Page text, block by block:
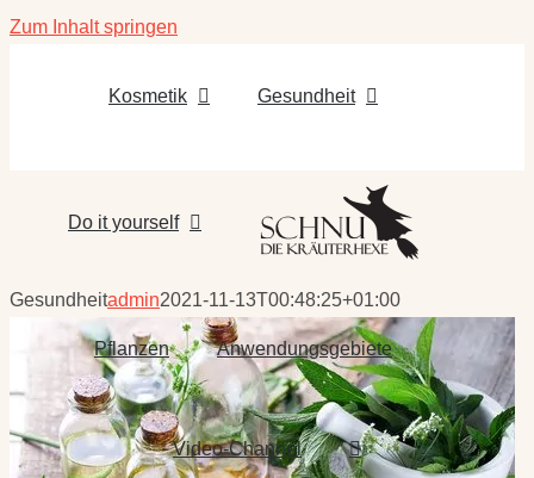
Zum Inhalt springen
Kosmetik Gesundheit
Do it yourself
Pflanzen Anwendungsgebiete
Video-Channel
Gesundheitadmin2021-11-13T00:48:25+01:00